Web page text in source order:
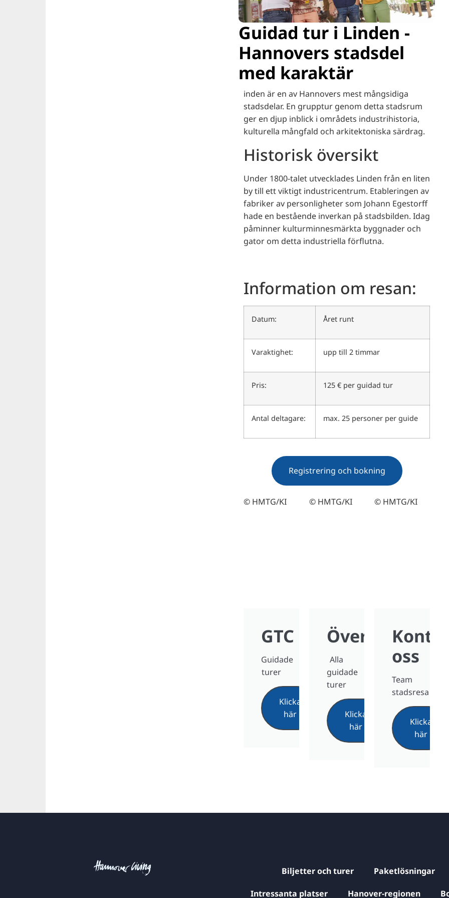
Guidad tur i Linden -
Hannovers stadsdel
med karaktär
inden är en av Hannovers mest mångsidiga
stadsdelar. En grupptur genom detta stadsrum
ger en djup inblick i områdets industrihistoria,
kulturella mångfald och arkitektoniska särdrag.
Historisk översikt
Under 1800-talet utvecklades Linden från en liten
by till ett viktigt industricentrum. Etableringen av
fabriker av personligheter som Johann Egestorff
hade en bestående inverkan på stadsbilden. Idag
påminner kulturminnesmärkta byggnader och
gator om detta industriella förflutna.
Information om resan:
Datum: Året runt
Varaktighet: upp till 2 timmar
Pris: 125 € per guidad tur
Antal deltagare: max. 25 personer per guide
Registrering och bokning
© HMTG/KI
GTC
Guidade
turer
Klicka
här
© HMTG/KI
Översikt
Alla
guidade
turer
Klicka
här
© HMTG/KI
oss
Team
stadsresa
Klicka
här
Biljetter och turer Paketlösningar
Intressanta platser Hanover-regionen